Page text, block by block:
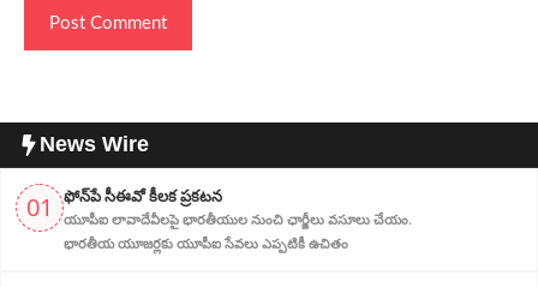
News Wire
01 ఫోన్‌పే సీఈవో కీలక ప్రకటన
యూపీఐ లావాదేవీలపై భారతీయుల నుంచి ఛార్జీలు వసూలు చేయం.
భారతీయ యూజర్లకు యూపీఐ సేవలు ఎప్పటికీ ఉచితం